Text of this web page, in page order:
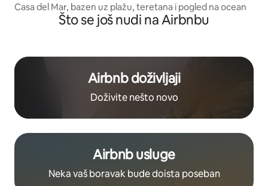
Casa del Mar, bazen uz plažu, teretana i pogled na ocean
Što se još nudi na Airbnbu
Airbnb doživljaji
Doživite nešto novo
Airbnb usluge
Neka vaš boravak bude doista poseban